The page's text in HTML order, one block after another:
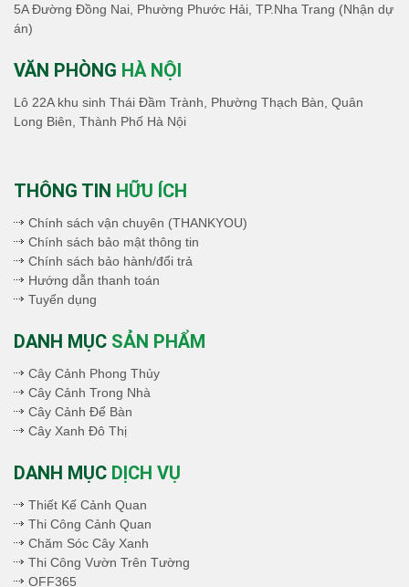
5A Đường Đồng Nai, Phường Phước Hải, TP.Nha Trang (Nhận dự
án)
VĂN PHÒNG HÀ NỘI
Lô 22A khu sinh Thái Đầm Trành, Phường Thạch Bàn, Quân
Long Biên, Thành Phố Hà Nội
THÔNG TIN HỮU ÍCH
Chính sách vận chuyên (THANKYOU)
Chính sách bảo mật thông tin
Chính sách bảo hành/đổi trả
Hướng dẫn thanh toán
Tuyển dụng
DANH MỤC SẢN PHẨM
Cây Cảnh Phong Thủy
Cây Cảnh Trong Nhà
Cây Cảnh Để Bàn
Cây Xanh Đô Thị
DANH MỤC DỊCH VỤ
Thiết Kế Cảnh Quan
Thi Công Cảnh Quan
Chăm Sóc Cây Xanh
Thi Công Vườn Trên Tường
OFF365